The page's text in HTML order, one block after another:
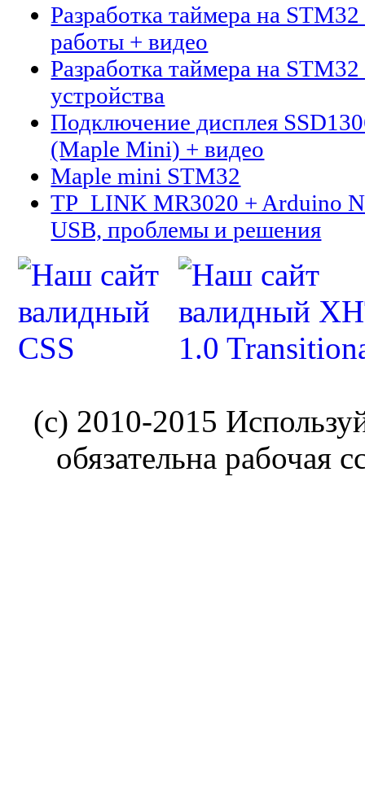
Разработка таймера на
работы + видео
Разработка таймера на
устройства
Подключение дисплея
(Maple Mini) + видео
Maple mini STM32
TP_LINK MR3020 + Arduino
USB, проблемы и решения
(c) 2010-2015
обязательна рабочая